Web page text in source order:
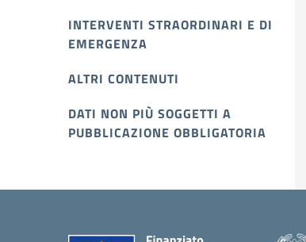
INTERVENTI STRAORDINARI E DI
EMERGENZA
ALTRI CONTENUTI
DATI NON PIÙ SOGGETTI A
PUBBLICAZIONE OBBLIGATORIA